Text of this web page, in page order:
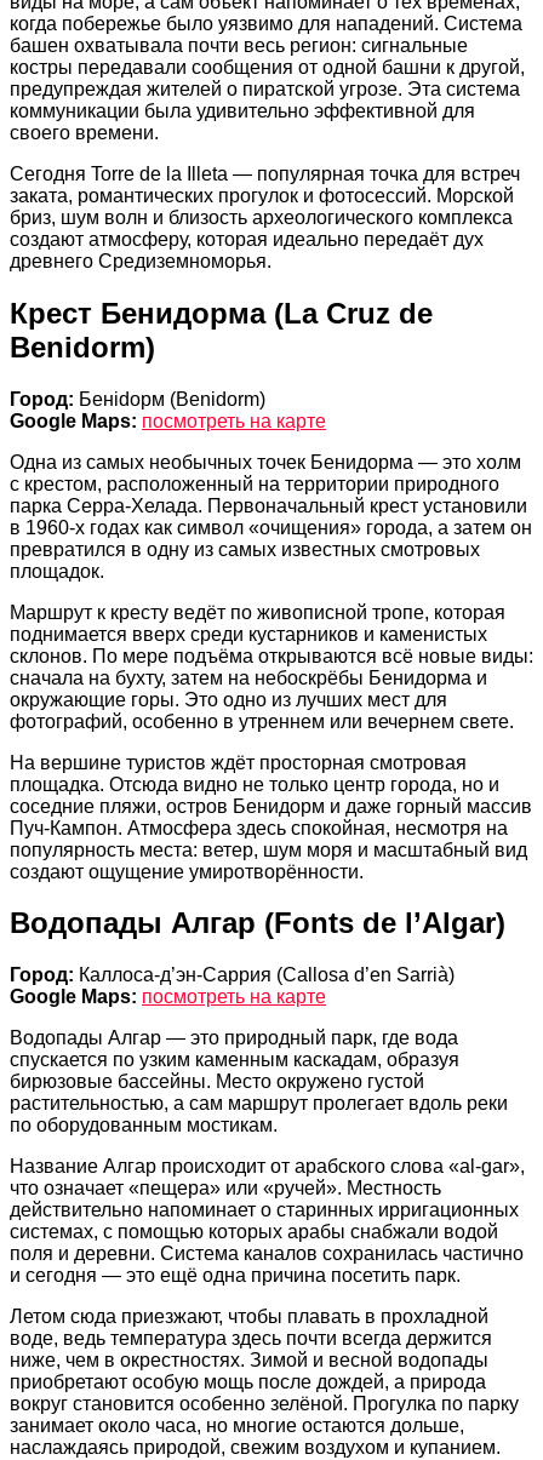
когда побережье было уязвимо для нападений. Система
башен охватывала почти весь регион: сигнальные
костры передавали сообщения от одной башни к другой,
предупреждая жителей о пиратской угрозе. Эта система
коммуникации была удивительно эффективной для
своего времени.
Сегодня Torre de la Illeta — популярная точка для встреч
заката, романтических прогулок и фотосессий. Морской
бриз, шум волн и близость археологического комплекса
создают атмосферу, которая идеально передаёт дух
древнего Средиземноморья.
Крест Бенидорма (La Cruz de
Benidorm)
Город: Бенidорм (Benidorm)
Google Maps: посмотреть на карте
Одна из самых необычных точек Бенидорма — это холм
с крестом, расположенный на территории природного
парка Серра-Хелада. Первоначальный крест установили
в 1960-х годах как символ «очищения» города, а затем он
превратился в одну из самых известных смотровых
площадок.
Маршрут к кресту ведёт по живописной тропе, которая
поднимается вверх среди кустарников и каменистых
склонов. По мере подъёма открываются всё новые виды:
сначала на бухту, затем на небоскрёбы Бенидорма и
окружающие горы. Это одно из лучших мест для
фотографий, особенно в утреннем или вечернем свете.
На вершине туристов ждёт просторная смотровая
площадка. Отсюда видно не только центр города, но и
соседние пляжи, остров Бенидорм и даже горный массив
Пуч-Кампон. Атмосфера здесь спокойная, несмотря на
популярность места: ветер, шум моря и масштабный вид
создают ощущение умиротворённости.
Водопады Алгар (Fonts de l’Algar)
Город: Каллоса-д’эн-Саррия (Callosa d’en Sarrià)
Google Maps: посмотреть на карте
Водопады Алгар — это природный парк, где вода
спускается по узким каменным каскадам, образуя
бирюзовые бассейны. Место окружено густой
растительностью, а сам маршрут пролегает вдоль реки
по оборудованным мостикам.
Название Алгар происходит от арабского слова «al-gar»,
что означает «пещера» или «ручей». Местность
действительно напоминает о старинных ирригационных
системах, с помощью которых арабы снабжали водой
поля и деревни. Система каналов сохранилась частично
и сегодня — это ещё одна причина посетить парк.
Летом сюда приезжают, чтобы плавать в прохладной
воде, ведь температура здесь почти всегда держится
ниже, чем в окрестностях. Зимой и весной водопады
приобретают особую мощь после дождей, а природа
вокруг становится особенно зелёной. Прогулка по парку
занимает около часа, но многие остаются дольше,
наслаждаясь природой, свежим воздухом и купанием.